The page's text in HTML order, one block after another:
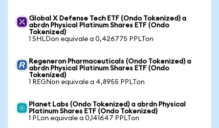
Global X Defense Tech ETF (Ondo Tokenized) a
abrdn Physical Platinum Shares ETF (Ondo
Tokenized)
1 SHLDon equivale a 0,426775 PPLTon
Regeneron Pharmaceuticals (Ondo Tokenized) a
abrdn Physical Platinum Shares ETF (Ondo
Tokenized)
1 REGNon equivale a 4,8955 PPLTon
Planet Labs (Ondo Tokenized) a abrdn Physical
Platinum Shares ETF (Ondo Tokenized)
1 PLon equivale a 0,141647 PPLTon